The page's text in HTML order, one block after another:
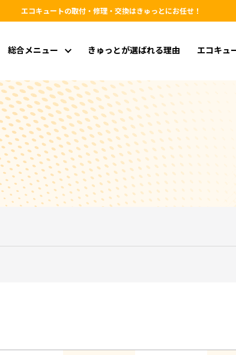
エコキュートの取付・修理・交換はきゅっとにお任せ！
総合メニュー きゅっとが選ばれる理由 エコキュ